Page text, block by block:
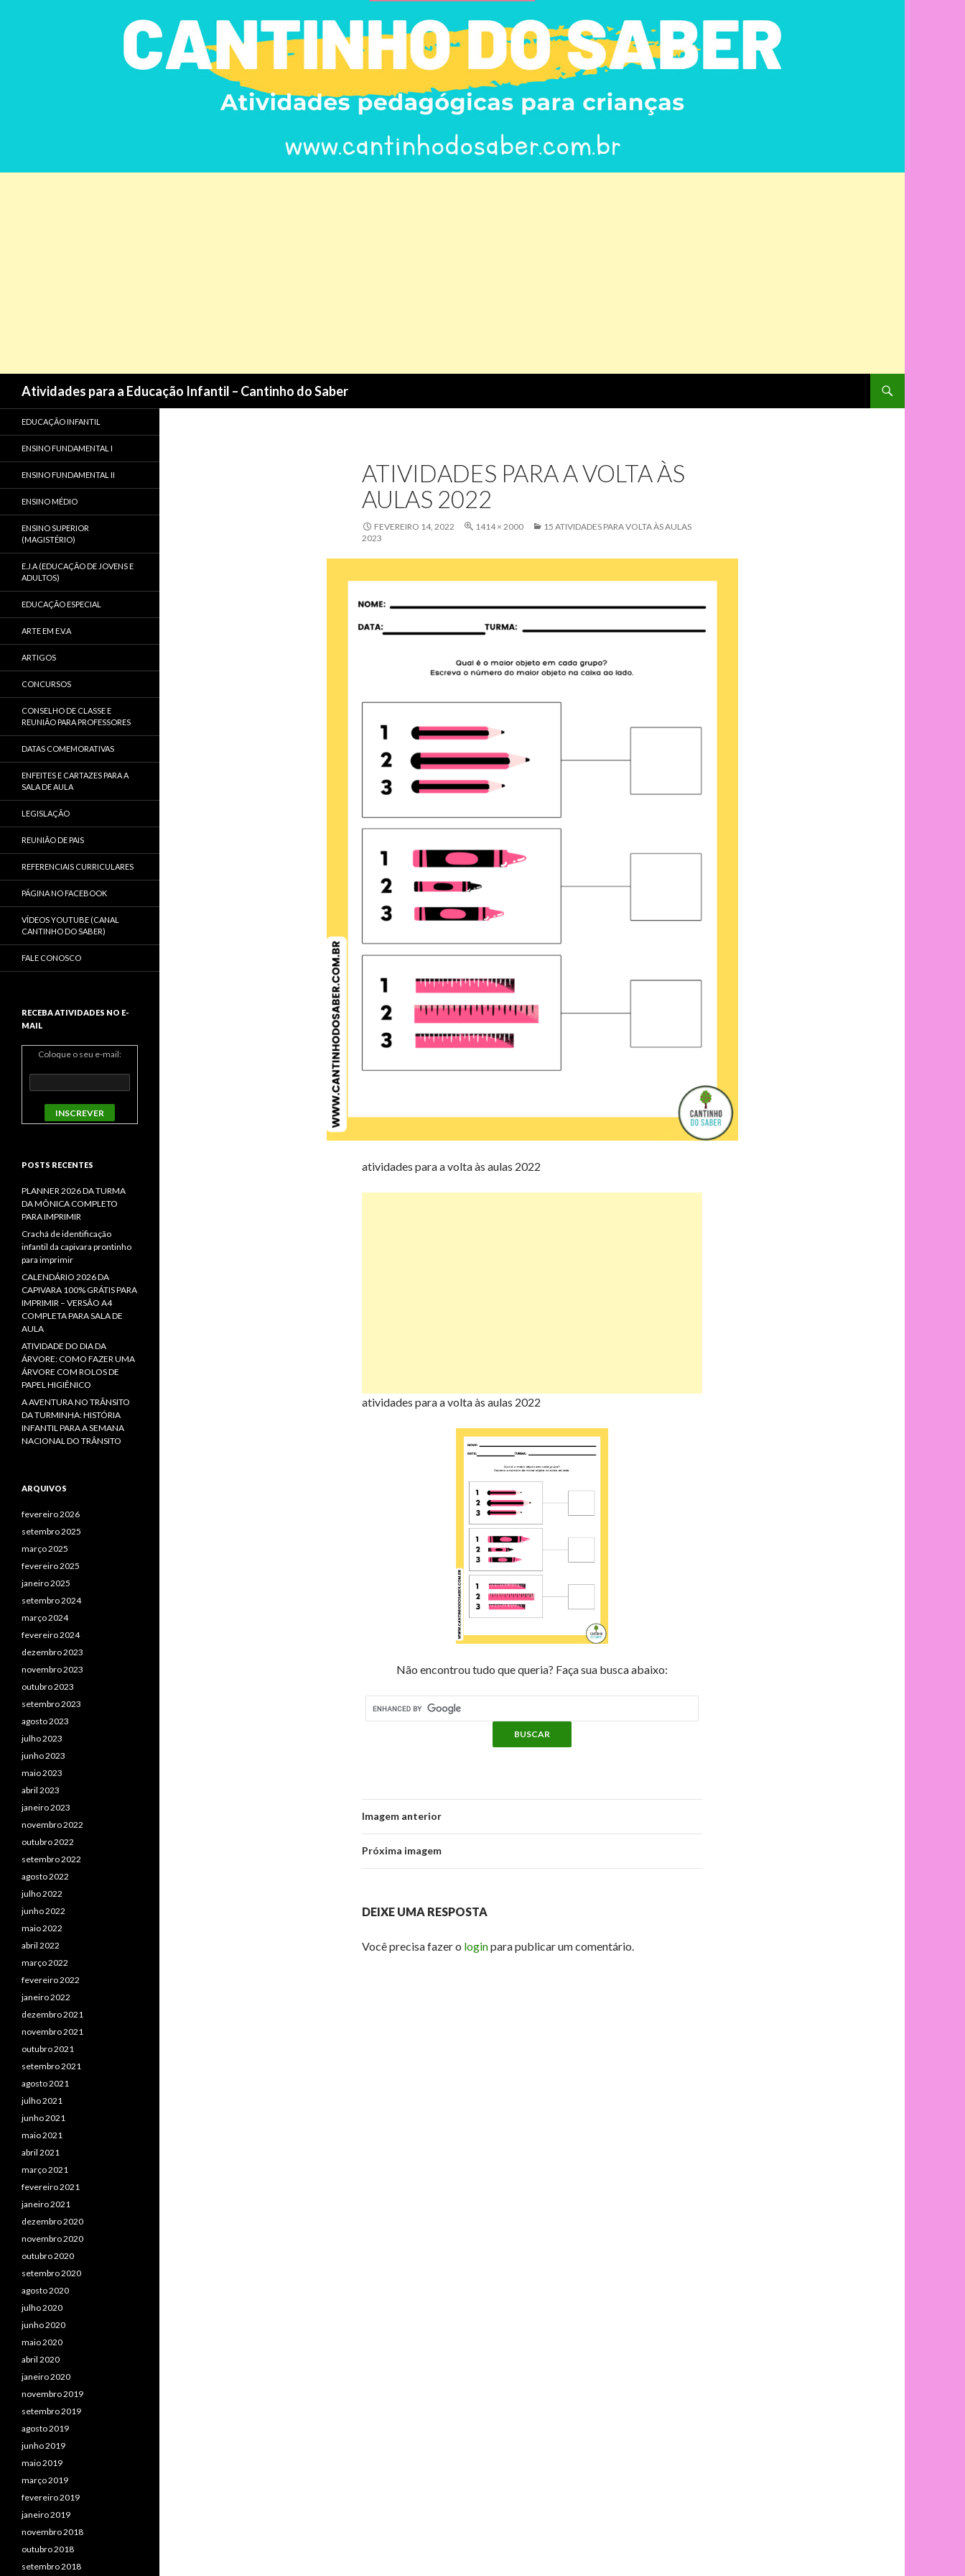
Atividades para a Educação Infantil – Cantinho do Saber
ATIVIDADES PARA A VOLTA ÀS
AULAS 2022
FEVEREIRO 14, 2022 1414 × 2000
15 ATIVIDADES PARA VOLTA ÀS AULAS
2023
atividades para a volta às aulas 2022
atividades para a volta às aulas 2022
Não encontrou tudo que queria? Faça sua busca abaixo:
Imagem anterior
Próxima imagem
DEIXE UMA RESPOSTA
Você precisa fazer o loginpara publicar um comentário.
EDUCAÇÃO INFANTIL
ENSINO FUNDAMENTAL I
ENSINO FUNDAMENTAL II
ENSINO MÉDIO
ENSINO SUPERIOR
(MAGISTÉRIO)
E.J.A (EDUCAÇÃO DE JOVENS E
ADULTOS)
EDUCAÇÃO ESPECIAL
ARTE EM E.V.A
ARTIGOS
CONCURSOS
CONSELHO DE CLASSE E
REUNIÃO PARA PROFESSORES
DATAS COMEMORATIVAS
ENFEITES E CARTAZES PARA A
SALA DE AULA
LEGISLAÇÃO
REUNIÃO DE PAIS
REFERENCIAIS CURRICULARES
PÁGINA NO FACEBOOK
VÍDEOS YOUTUBE (CANAL
CANTINHO DO SABER)
FALE CONOSCO
RECEBA ATIVIDADES NO E-
MAIL
Coloque o seu e-mail:
POSTS RECENTES
PLANNER 2026 DA TURMA
DA MÔNICA COMPLETO
PARA IMPRIMIR
Crachá de identificação
infantil da capivara prontinho
para imprimir
CALENDÁRIO 2026 DA
CAPIVARA 100% GRÁTIS PARA
IMPRIMIR – VERSÃO A4
COMPLETA PARA SALA DE
AULA
ATIVIDADE DO DIA DA
ÁRVORE: COMO FAZER UMA
ÁRVORE COM ROLOS DE
PAPEL HIGIÊNICO
A AVENTURA NO TRÂNSITO
DA TURMINHA: HISTÓRIA
INFANTIL PARA A SEMANA
NACIONAL DO TRÂNSITO
ARQUIVOS
fevereiro 2026
setembro 2025
março 2025
fevereiro 2025
janeiro 2025
setembro 2024
março 2024
fevereiro 2024
dezembro 2023
novembro 2023
outubro 2023
setembro 2023
agosto 2023
julho 2023
junho 2023
maio 2023
abril 2023
janeiro 2023
novembro 2022
outubro 2022
setembro 2022
agosto 2022
julho 2022
junho 2022
maio 2022
abril 2022
março 2022
fevereiro 2022
janeiro 2022
dezembro 2021
novembro 2021
outubro 2021
setembro 2021
agosto 2021
julho 2021
junho 2021
maio 2021
abril 2021
março 2021
fevereiro 2021
janeiro 2021
dezembro 2020
novembro 2020
outubro 2020
setembro 2020
agosto 2020
julho 2020
junho 2020
maio 2020
abril 2020
janeiro 2020
novembro 2019
setembro 2019
agosto 2019
junho 2019
maio 2019
março 2019
fevereiro 2019
janeiro 2019
novembro 2018
outubro 2018
setembro 2018